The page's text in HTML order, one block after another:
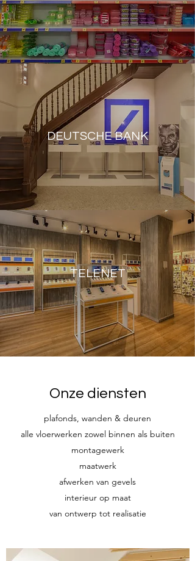
Onze diensten
plafonds, wanden & deuren
alle vloerwerken zowel binnen als buiten
montagewerk
maatwerk
afwerken van gevels
interieur op maat
van ontwerp tot realisatie
DEUTSCHE BANK
TELENET